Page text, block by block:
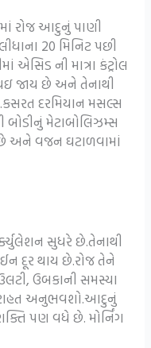
રોજ આદુનું પાણી
20 મિનિટ પછી
ની માત્રા કંટ્રોલ
થઇ જાય છે અને તેનાથી
દરમિયાન મસલ્સ
મેટાબોલિઝમ્સ
અને વજન ઘટાળવામાં
સુધરે છે.તેનાથી
દૂર થાય છે.રોજ તેને
ઉબકાની સમસ્યા
રાહત અનુભવશો.આદુનું
પણ વધે છે. મોર્નિંગ